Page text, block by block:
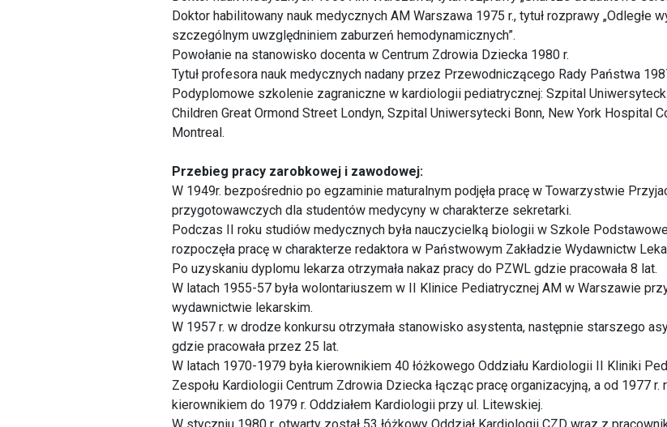
Doktor habilitowany nauk medycznych AM Warszawa 1975 r., tytuł rozprawy
szczególnym uwzględniniem zaburzeń hemodynamicznych”.
Powołanie na stanowisko docenta w Centrum Zdrowia Dziecka 1980 r.
Tytuł profesora nauk medycznych nadany przez Przewodniczącego Rady Państwa
Podyplomowe szkolenie zagraniczne w kardiologii pediatrycznej: Szpital
Children Great Ormond Street Londyn, Szpital Uniwersytecki Bonn, New York Hospital
Montreal.
Przebieg pracy zarobkowej i zawodowej:
W 1949r. bezpośrednio po egzaminie maturalnym podjęła pracę w Towarzystwie
przygotowawczych dla studentów medycyny w charakterze sekretarki.
Podczas II roku studiów medycznych była nauczycielką biologii w Szkole
rozpoczęła pracę w charakterze redaktora w Państwowym Zakładzie Wydawnictw
Po uzyskaniu dyplomu lekarza otrzymała nakaz pracy do PZWL gdzie pracowała 8 lat.
W latach 1955-57 była wolontariuszem w II Klinice Pediatrycznej AM w Warszawie
wydawnictwie lekarskim.
W 1957 r. w drodze konkursu otrzymała stanowisko asystenta, następnie starszego
gdzie pracowała przez 25 lat.
W latach 1970-1979 była kierownikiem 40 łóżkowego Oddziału Kardiologii II Kliniki
Zespołu Kardiologii Centrum Zdrowia Dziecka łącząc pracę organizacyjną, a od 1977
kierownikiem do 1979 r. Oddziałem Kardiologii przy ul. Litewskiej.